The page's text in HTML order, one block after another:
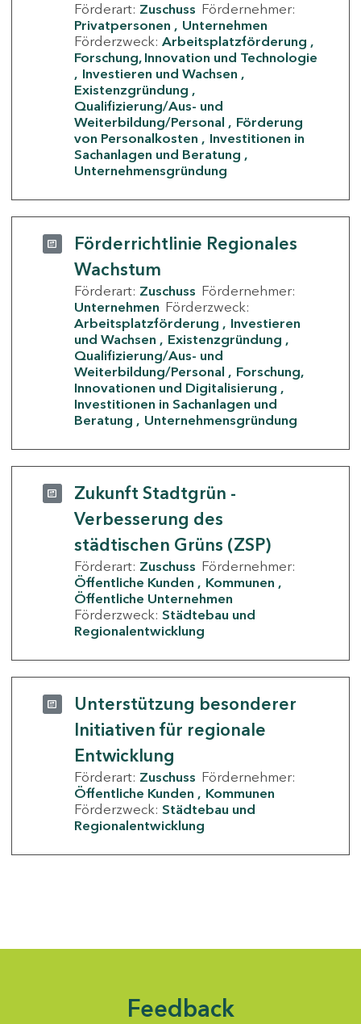
Förderart: Zuschuss Fördernehmer:
Privatpersonen
Unternehmen
Förderzweck: Arbeitsplatzförderung
Forschung, Innovation und Technologie
Investieren und Wachsen
Existenzgründung
Qualifizierung/Aus- und
Weiterbildung/Personal
Förderung
von Personalkosten
Investitionen in
Sachanlagen und Beratung
Unternehmensgründung
Förderrichtlinie Regionales
Wachstum
Förderart: Zuschuss Fördernehmer:
Unternehmen Förderzweck:
Arbeitsplatzförderung
Investieren
und Wachsen
Existenzgründung
Qualifizierung/Aus- und
Weiterbildung/Personal
Forschung,
Innovationen und Digitalisierung
Investitionen in Sachanlagen und
Beratung
Unternehmensgründung
Zukunft Stadtgrün -
Verbesserung des
städtischen Grüns (ZSP)
Förderart: Zuschuss Fördernehmer:
Öffentliche Kunden
Kommunen
Öffentliche Unternehmen
Förderzweck: Städtebau und
Regionalentwicklung
Unterstützung besonderer
Initiativen für regionale
Entwicklung
Förderart: Zuschuss Fördernehmer:
Öffentliche Kunden
Kommunen
Förderzweck: Städtebau und
Regionalentwicklung
Feedback